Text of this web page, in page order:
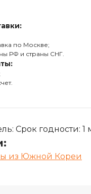
по Москве;
РФ и страны СНГ.
Срок годности: 1
из Южной Кореи